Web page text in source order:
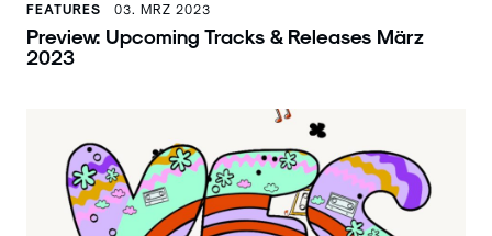
FEATURES 03. MRZ 2023
Preview: Upcoming Tracks & Releases März
2023